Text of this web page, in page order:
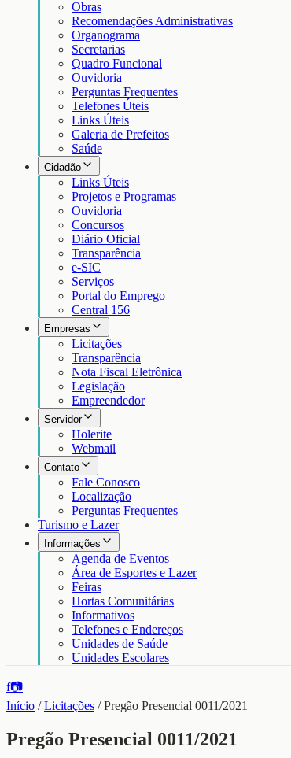
Obras
Recomendações Administrativas
Organograma
Secretarias
Quadro Funcional
Ouvidoria
Perguntas Frequentes
Telefones Úteis
Links Úteis
Galeria de Prefeitos
Saúde
Cidadão
Links Úteis
Projetos e Programas
Ouvidoria
Concursos
Diário Oficial
Transparência
e-SIC
Serviços
Portal do Emprego
Central 156
Empresas
Licitações
Transparência
Nota Fiscal Eletrônica
Legislação
Empreendedor
Servidor
Holerite
Webmail
Contato
Fale Conosco
Localização
Perguntas Frequentes
Turismo e Lazer
Informações
Agenda de Eventos
Área de Esportes e Lazer
Feiras
Hortas Comunitárias
Informativos
Telefones e Endereços
Unidades de Saúde
Unidades Escolares
f📷
Início /Licitações /Pregão Presencial 0011/2021
Pregão Presencial 0011/2021